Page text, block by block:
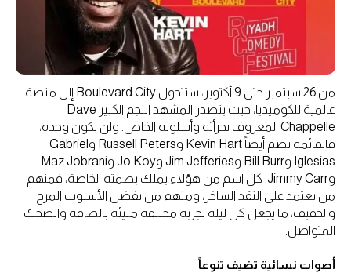
من 26 سبتمبر حتى 9 أكتوبر، ستتحول Boulevard City إلى منصة
عالمية للكوميديا، حيث يتصدر المشهد النجم الكبير Dave
Chappelle المعروف بجرأته وأسلوبه الخاص. ولن يكون وحده،
فالقائمة تضم أيضاً Kevin Hart وRussell Peters وGabriel
Iglesias وBill Burr وJim Jefferies وJo Koy وMaz Jobrani
وJimmy Carr. كل اسم من هؤلاء يملك بصمته الخاصة، فمنهم
من يعتمد على النقد الساخر، ومنهم من يفضل الأسلوب المرح
والخفيف، ما يجعل كل ليلة تجربة مختلفة مليئة بالطاقة والضحك
المتواصل.
أصوات نسائية تضيف تنوعاً